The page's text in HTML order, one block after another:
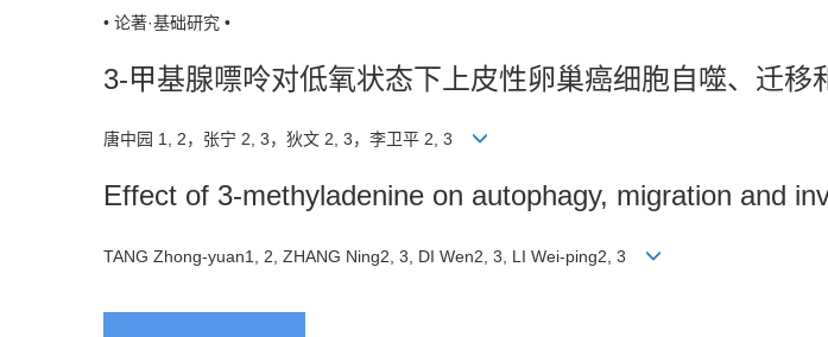
• 论著·基础研究 •
3-甲基腺嘌呤对低氧状态下上皮性卵巢癌细胞自噬、迁移
唐中园 1, 2，张宁 2, 3，狄文 2, 3，李卫平 2, 3
Effect of 3-methyladenine on autophagy, migration and
TANG Zhong-yuan1, 2, ZHANG Ning2, 3, DI Wen2, 3, LI Wei-ping2, 3